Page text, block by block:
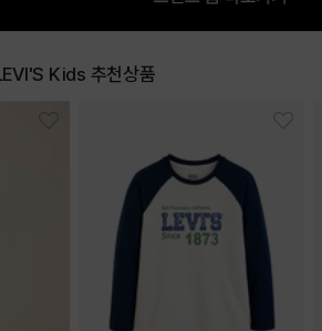
Kids 추천상품